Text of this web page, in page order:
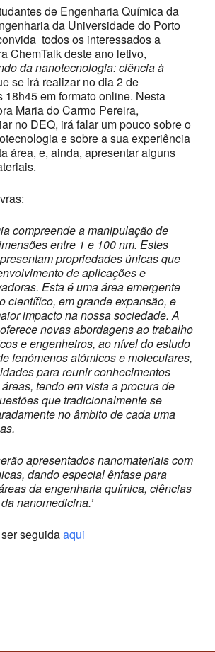
de Engenharia Química da
da Universidade do Porto
todos os interessados a
ChemTalk deste ano letivo,
da nanotecnologia: ciência à
se irá realizar no dia 2 de
18h45 em formato online. Nesta
Maria do Carmo Pereira,
no DEQ, irá falar um pouco sobre o
e sobre a sua experiência
área, e, ainda, apresentar alguns
compreende a manipulação de
entre 1 e 100 nm. Estes
propriedades únicas que
de aplicações e
Esta é uma área emergente
científico, em grande expansão, e
impacto na nossa sociedade. A
novas abordagens ao trabalho
e engenheiros, ao nível do estudo
fenómenos atómicos e moleculares,
para reunir conhecimentos
tendo em vista a procura de
que tradicionalmente se
no âmbito de cada uma
apresentados nanomateriais com
dando especial ênfase para
da engenharia química, ciências
nanomedicina.’
seguidaaqui